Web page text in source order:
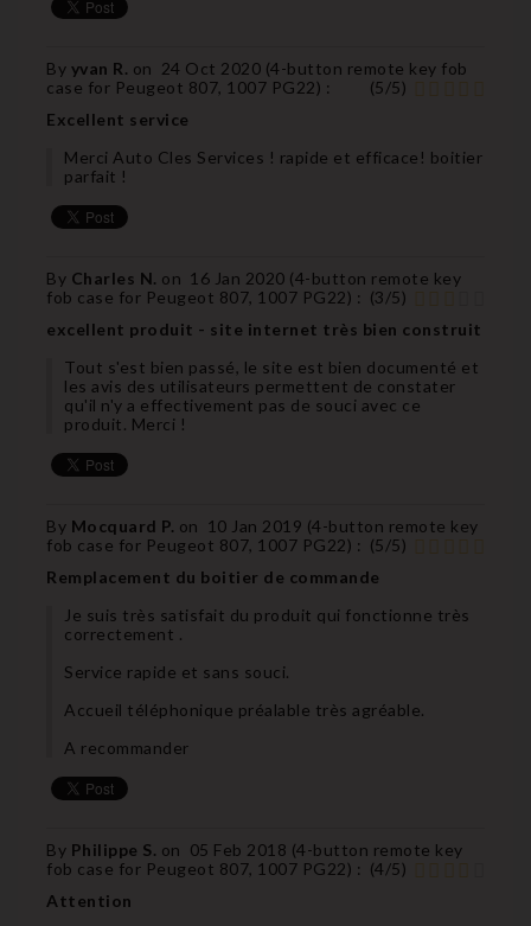
By yvan R. on 24 Oct 2020 (4-button remote key fob
case for Peugeot 807, 1007 PG22) : (5/5)
Excellent service
Merci Auto Cles Services ! rapide et efficace! boitier
parfait !
By Charles N. on 16 Jan 2020 (4-button remote key
fob case for Peugeot 807, 1007 PG22) : (3/5)
excellent produit - site internet très bien construit
Tout s'est bien passé, le site est bien documenté et
les avis des utilisateurs permettent de constater
qu'il n'y a effectivement pas de souci avec ce
produit. Merci !
By Mocquard P. on 10 Jan 2019 (4-button remote key
fob case for Peugeot 807, 1007 PG22) : (5/5)
Remplacement du boitier de commande
Je suis très satisfait du produit qui fonctionne très
correctement .
Service rapide et sans souci.
Accueil téléphonique préalable très agréable.
A recommander
By Philippe S. on 05 Feb 2018 (4-button remote key
fob case for Peugeot 807, 1007 PG22) : (4/5)
Attention